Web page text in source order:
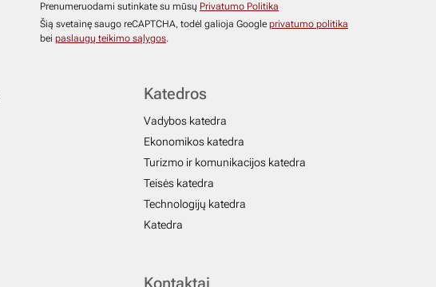
Prenumeruodami sutinkate su mūsų Privatumo Politika
Šią svetainę saugo reCAPTCHA, todėl galioja Google privatumo politika
bei paslaugų teikimo sąlygos.
Katedros
Vadybos katedra
Ekonomikos katedra
Turizmo ir komunikacijos katedra
Teisės katedra
Technologijų katedra
Katedra